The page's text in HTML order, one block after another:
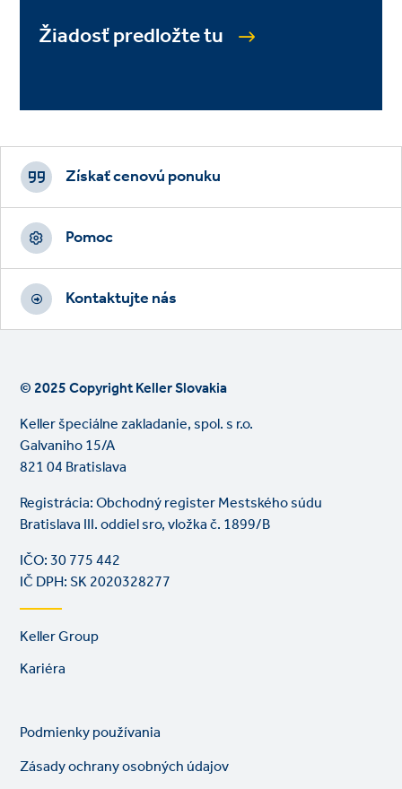
Žiadosť predložte tu
Footer
CTAs
Získať cenovú ponuku
Pomoc
Kontaktujte nás
© 2025 Copyright Keller Slovakia
Keller špeciálne zakladanie, spol. s r.o.
Galvaniho 15/A
821 04 Bratislava
Registrácia: Obchodný register Mestského súdu
Bratislava III. oddiel sro, vložka č. 1899/B
IČO: 30 775 442
IČ DPH: SK 2020328277
Footer
Keller Group
Kariéra
Legal
links
Podmienky používania
Zásady ochrany osobných údajov